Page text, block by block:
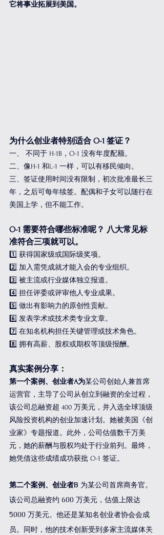
它将事业拓展到美国。
为什么创业者特别适合 O-1 签证？
一、 不同于 H-1B，O-1 没有年度配额。
二、像H-1 和L-1 一样，可以有移民倾向。
三、签证使用时间没有限制，初次批准最长三
年，之后可每年续签。配偶和子女可以随行在
美国上学，但不能工作。
O-1 需要符合哪些标准呢？ 八大常见标
准符合三项就可以。
1️⃣ 获得国家级或国际级奖项。
2️⃣ 加入需凭成就才能入会的专业组织。
3️⃣ 被主流或行业媒体独立报道。
4️⃣ 担任评委或评审他人专业成果。
5️⃣ 做出有影响力的原创性贡献。
6️⃣ 发表学术或技术类专业文章。
7️⃣ 在知名机构担任关键管理或技术角色。
8️⃣ 拥有高薪、股权或期权等顶级报酬。
真实案例分享：
第一个案例、创业者A为某公司创始人兼首席
运营官，主导了公司从创立到融资的全过程，
该公司总融资超 400 万美元，并入选全球顶级
风险投资机构的创业加速计划。她被美国《创
业家》专题报道。此外，公司估值数千万美
元，她的薪酬与股权均处于行业前列。最终，
她凭借这些成绩成功获批 O-1 签证。
第二个案例、创业者B 为某公司首席商务官。
该公司总融资约 600 万美元，估值上限达
5000 万美元。他还是某知名创业者协会会成
员。同时，他的技术创新受到多家主流媒体关